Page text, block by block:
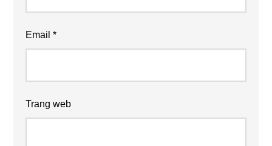
Email*
Trang web